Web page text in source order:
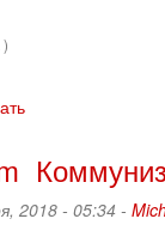
2018 - 05:34 -